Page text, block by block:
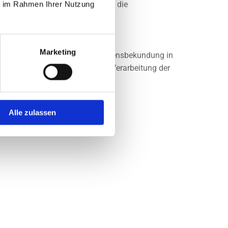
Rahmen Ihrer Nutzung
Marketing
Alle zulassen
befugt sind, die
abgegebene Willensbekundung in
gibt, dass sie mit der Verarbeitung der